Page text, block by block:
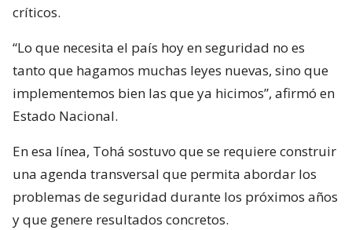
críticos.
“Lo que necesita el país hoy en seguridad no es
tanto que hagamos muchas leyes nuevas, sino que
implementemos bien las que ya hicimos”, afirmó en
Estado Nacional.
En esa línea, Tohá sostuvo que se requiere construir
una agenda transversal que permita abordar los
problemas de seguridad durante los próximos años
y que genere resultados concretos.